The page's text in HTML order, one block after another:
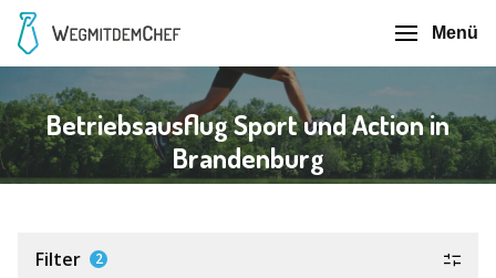
Menü
Betriebsausflug Sport und Action in
Brandenburg
Filter 2